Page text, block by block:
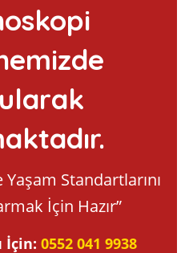
Standartlarını
İçin Hazır”
İçin: 0552 041 9938